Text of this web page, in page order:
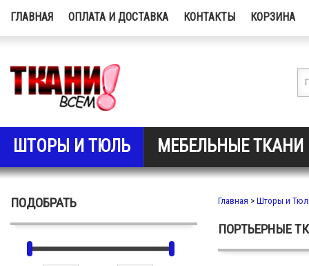
ГЛАВНАЯ ОПЛАТА И ДОСТАВКА КОНТАКТЫ КОРЗИНА
ШТОРЫ И ТЮЛЬ МЕБЕЛЬНЫЕ ТКАНИ
ПОДОБРАТЬ Главная > Шторы и
ПОРТЬЕРНЫЕ